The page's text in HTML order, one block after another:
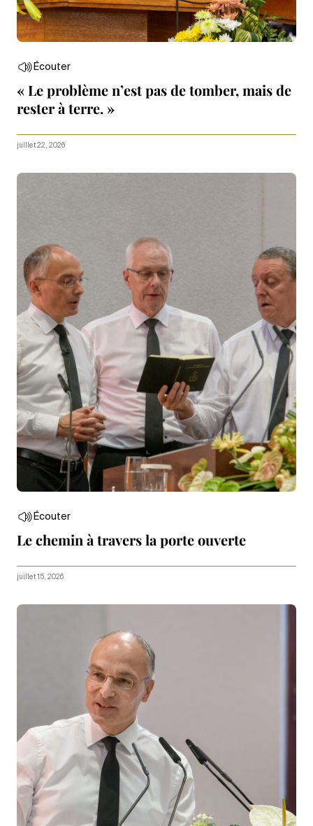
Écouter
« Le problème n’est pas de tomber, mais de
rester à terre. »
juillet 22, 2026
Écouter
Le chemin à travers la porte ouverte
juillet 15, 2026